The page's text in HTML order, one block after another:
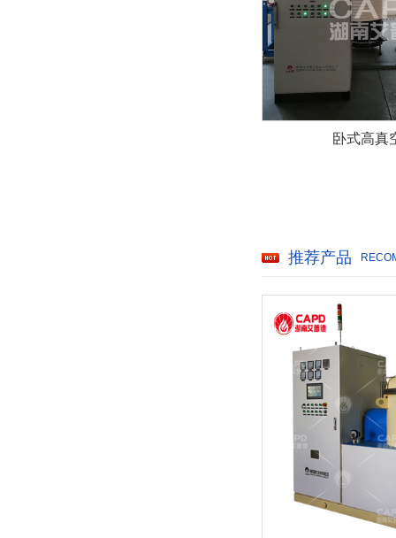
卧式高真
推荐产品